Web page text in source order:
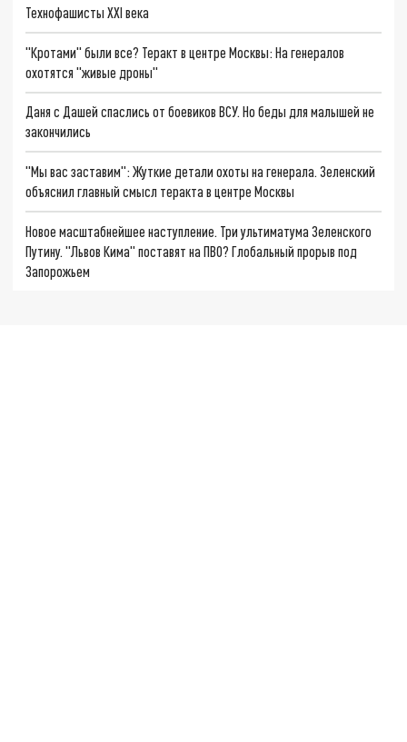
Технофашисты XXI века
"Кротами" были все? Теракт в центре Москвы: На генералов
охотятся "живые дроны"
Даня с Дашей спаслись от боевиков ВСУ. Но беды для малышей не
закончились
"Мы вас заставим": Жуткие детали охоты на генерала. Зеленский
объяснил главный смысл теракта в центре Москвы
Новое масштабнейшее наступление. Три ультиматума Зеленского
Путину. "Львов Кима" поставят на ПВО? Глобальный прорыв под
Запорожьем